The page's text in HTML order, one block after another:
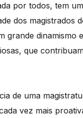
por todos, tem
dos magistrados
grande dinamismo
que
de uma
vez mais